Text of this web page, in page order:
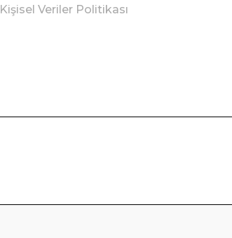
Kişisel Veriler Politikası